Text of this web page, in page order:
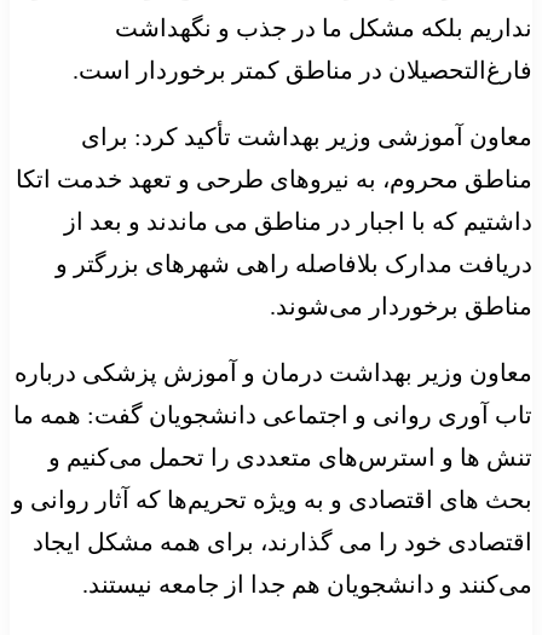
نداریم بلکه مشکل ما در جذب و نگهداشت
فارغ‌التحصیلان در مناطق کمتر برخوردار است.
معاون آموزشی وزیر بهداشت تأکید کرد: برای
مناطق محروم، به نیروهای طرحی و تعهد خدمت اتکا
داشتیم که با اجبار در مناطق می ماندند و بعد از
دریافت مدارک بلافاصله راهی شهرهای بزرگتر و
مناطق برخوردار می‌شوند.
معاون وزیر بهداشت درمان و آموزش پزشکی درباره
تاب آوری روانی و اجتماعی دانشجویان گفت: همه ما
تنش ها و استرس‌های متعددی را تحمل می‌کنیم و
بحث های اقتصادی و به ویژه تحریم‌ها که آثار روانی و
اقتصادی خود را می گذارند، برای همه مشکل ایجاد
می‌کنند و دانشجویان هم جدا از جامعه نیستند.